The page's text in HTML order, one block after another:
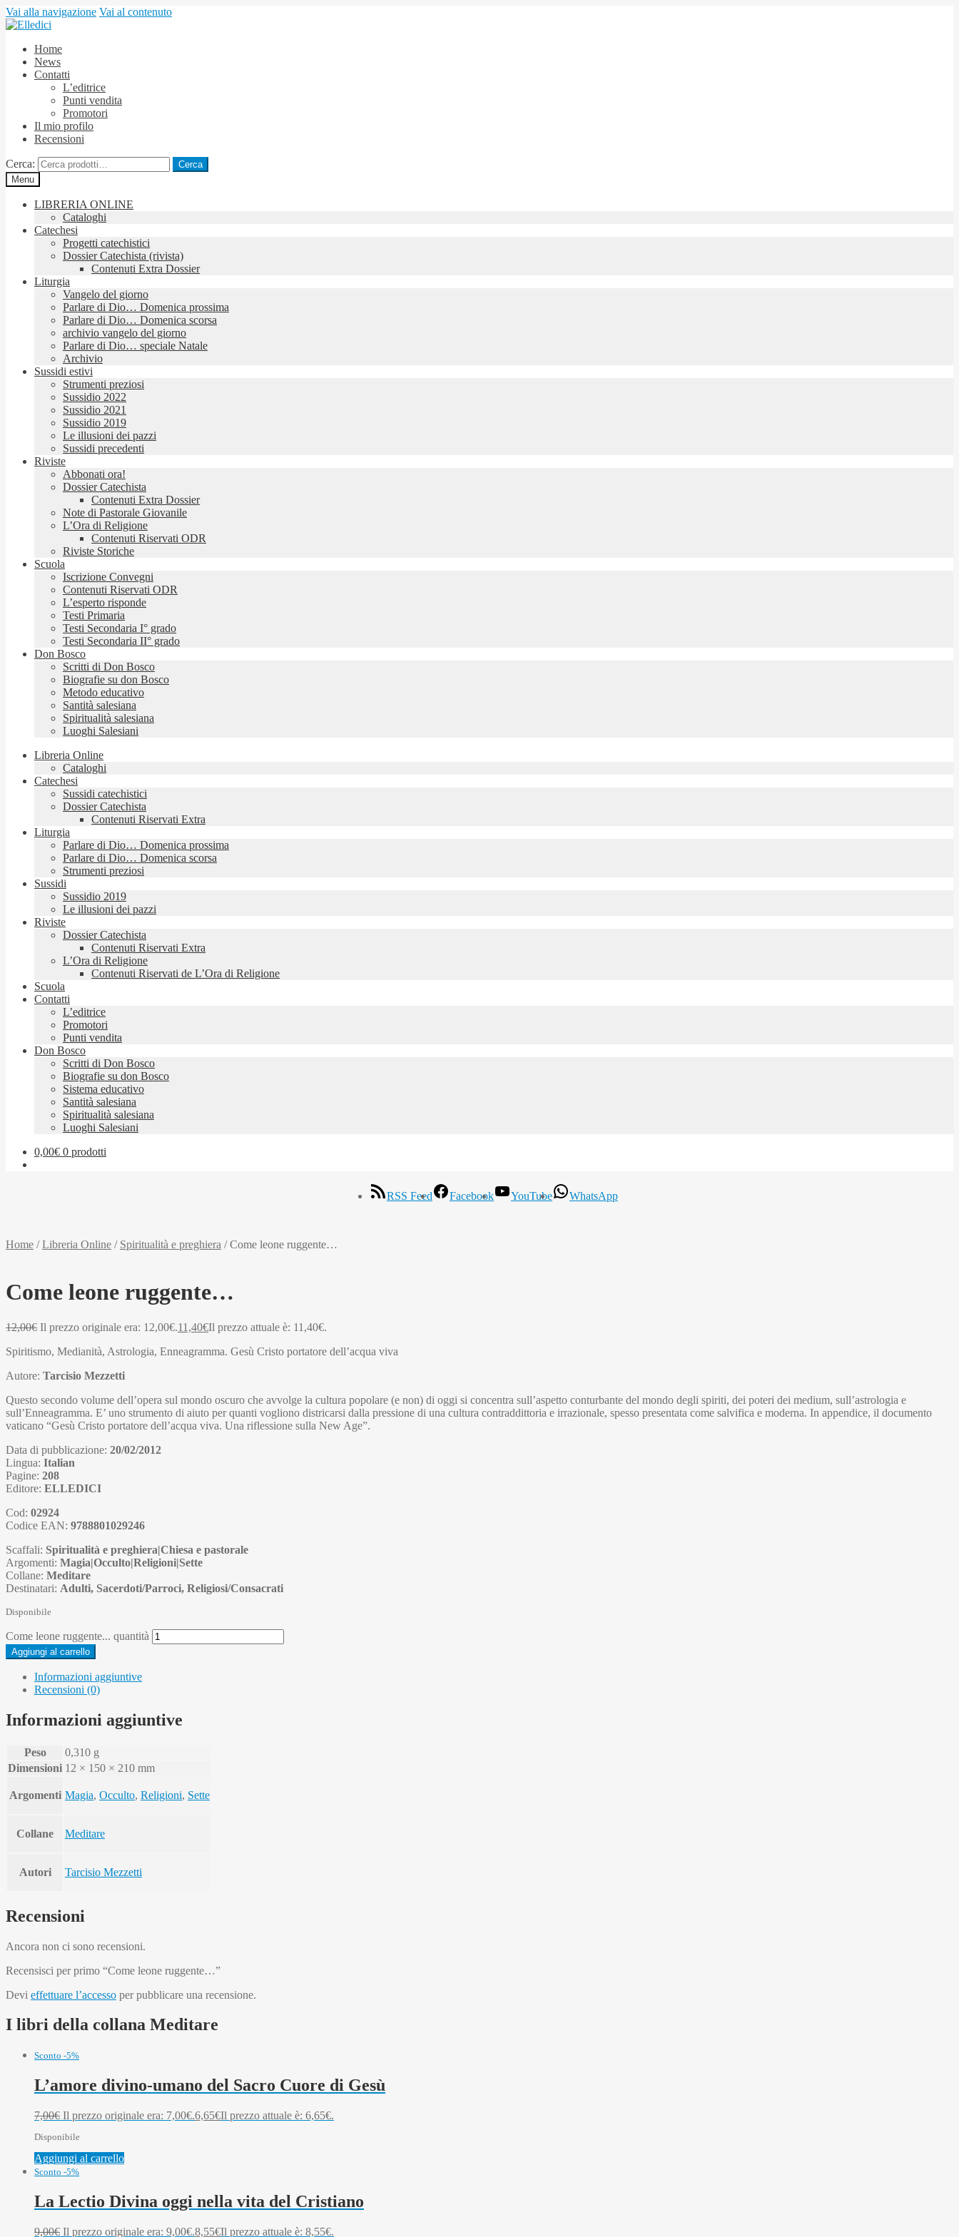
Vai alla navigazione Vai al contenuto
Home
News
Contatti
L’editrice
Punti vendita
Promotori
Il mio profilo
Recensioni
Cerca:
Cerca
Menu
LIBRERIA ONLINE
Cataloghi
Catechesi
Progetti catechistici
Dossier Catechista (rivista)
Contenuti Extra Dossier
Liturgia
Vangelo del giorno
Parlare di Dio… Domenica prossima
Parlare di Dio… Domenica scorsa
archivio vangelo del giorno
Parlare di Dio… speciale Natale
Archivio
Sussidi estivi
Strumenti preziosi
Sussidio 2022
Sussidio 2021
Sussidio 2019
Le illusioni dei pazzi
Sussidi precedenti
Riviste
Abbonati ora!
Dossier Catechista
Contenuti Extra Dossier
Note di Pastorale Giovanile
L’Ora di Religione
Contenuti Riservati ODR
Riviste Storiche
Scuola
Iscrizione Convegni
Contenuti Riservati ODR
L’esperto risponde
Testi Primaria
Testi Secondaria I° grado
Testi Secondaria II° grado
Don Bosco
Scritti di Don Bosco
Biografie su don Bosco
Metodo educativo
Santità salesiana
Spiritualità salesiana
Luoghi Salesiani
Libreria Online
Cataloghi
Catechesi
Sussidi catechistici
Dossier Catechista
Contenuti Riservati Extra
Liturgia
Parlare di Dio… Domenica prossima
Parlare di Dio… Domenica scorsa
Strumenti preziosi
Sussidi
Sussidio 2019
Le illusioni dei pazzi
Riviste
Dossier Catechista
Contenuti Riservati Extra
L’Ora di Religione
Contenuti Riservati de L’Ora di Religione
Scuola
Contatti
L’editrice
Promotori
Punti vendita
Don Bosco
Scritti di Don Bosco
Biografie su don Bosco
Sistema educativo
Santità salesiana
Spiritualità salesiana
Luoghi Salesiani
0,00€ 0 prodotti
RSS Feed Facebook YouTube WhatsApp
Home /Libreria Online / Spiritualità e preghiera /Come leone ruggente…
Come leone ruggente…
12,00€ Il prezzo originale era: 12,00€.11,40€Il prezzo attuale è: 11,40€.
Spiritismo, Medianità, Astrologia, Enneagramma. Gesù Cristo portatore dell’acqua viva
Autore: Tarcisio Mezzetti
Questo secondo volume dell’opera sul mondo oscuro che avvolge la cultura popolare (e non) di oggi si concentra sull’aspetto conturbante del mondo degli spiriti, dei poteri dei medium, sull’astrologia e
sull’Enneagramma. E’ uno strumento di aiuto per quanti vogliono districarsi dalla pressione di una cultura contraddittoria e irrazionale, spesso presentata come salvifica e moderna. In appendice, il documento
vaticano “Gesù Cristo portatore dell’acqua viva. Una riflessione sulla New Age”.
Data di pubblicazione: 20/02/2012
Lingua: Italian
Pagine: 208
Editore: ELLEDICI
Cod: 02924
Codice EAN: 9788801029246
Scaffali: Spiritualità e preghiera|Chiesa e pastorale
Argomenti: Magia|Occulto|Religioni|Sette
Collane: Meditare
Destinatari: Adulti, Sacerdoti/Parroci, Religiosi/Consacrati
Disponibile
Come leone ruggente... quantità
Aggiungi al carrello
Informazioni aggiuntive
Recensioni (0)
Informazioni aggiuntive
Peso
0,310 g
Dimensioni 12 × 150 × 210 mm
Argomenti Magia, Occulto, Religioni, Sette
Collane Meditare
Autori Tarcisio Mezzetti
Recensioni
Ancora non ci sono recensioni.
Recensisci per primo “Come leone ruggente…”
Devi effettuare l’accesso per pubblicare una recensione.
I libri della collana Meditare
Sconto -5%
L’amore divino-umano del Sacro Cuore di Gesù
7,00€ Il prezzo originale era: 7,00€.6,65€Il prezzo attuale è: 6,65€.
Disponibile
Aggiungi al carrello
Sconto -5%
La Lectio Divina oggi nella vita del Cristiano
9,00€ Il prezzo originale era: 9,00€.8,55€Il prezzo attuale è: 8,55€.